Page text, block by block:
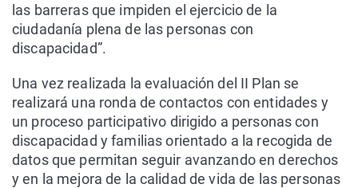
las barreras que impiden el ejercicio de la
ciudadanía plena de las personas con
discapacidad”.
Una vez realizada la evaluación del II Plan se
realizará una ronda de contactos con entidades y
un proceso participativo dirigido a personas con
discapacidad y familias orientado a la recogida de
datos que permitan seguir avanzando en derechos
y en la mejora de la calidad de vida de las personas